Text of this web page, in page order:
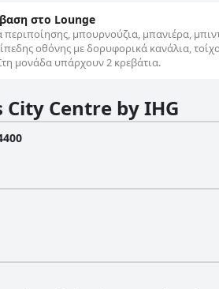
στο Lounge
μπουρνούζια, μπανιέρα,
οθόνης με δορυφορικά κανάλια,
μονάδα υπάρχουν 2 κρεβάτια.
City Centre by IHG